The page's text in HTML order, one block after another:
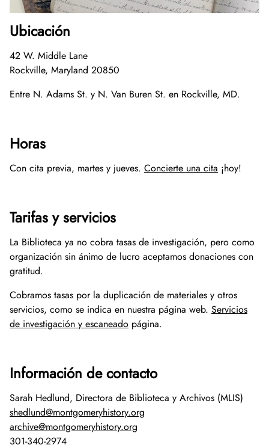
Ubicación
42 W. Middle Lane
Rockville, Maryland 20850
Entre N. Adams St. y N. Van Buren St. en Rockville, MD.
Horas
Con cita previa, martes y jueves. Concierte una cita ¡hoy!
Tarifas y servicios
La Biblioteca ya no cobra tasas de investigación, pero como
organización sin ánimo de lucro aceptamos donaciones con
gratitud.
Cobramos tasas por la duplicación de materiales y otros
servicios, como se indica en nuestra página web. Servicios
de investigación y escaneado página.
Información de contacto
Sarah Hedlund, Directora de Biblioteca y Archivos (MLIS)
shedlund@montgomeryhistory.org
archive@montgomeryhistory.org
301-340-2974